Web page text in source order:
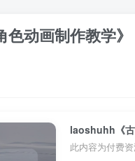
动画制作教学》
laoshuhh《古
此内容为付费